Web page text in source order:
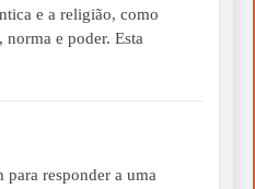
e a religião, como
e poder. Esta
para responder a uma